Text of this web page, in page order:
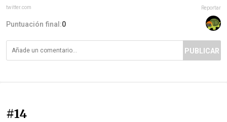
twitter.com Reportar
Puntuación final:0
PUBLICAR
#14